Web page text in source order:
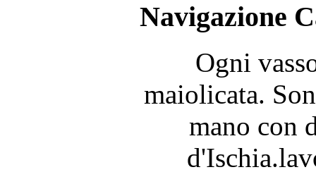
Navigazione
Ogni
maiolicata.
mano con